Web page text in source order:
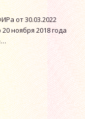
от 30.03.2022
ноября 2018 года